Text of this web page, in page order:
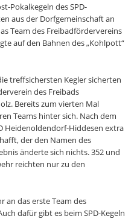
Pokalkegeln des SPD-
aus der Dorfgemeinschaft an
Team des Freibadfördervereins
auf den Bahnen des „Kohlpott“
treffsichersten Kegler sicherten
des Freibads
Bereits zum vierten Mal
Teams hinter sich. Nach dem
Heidenoldendorf-Hiddesen extra
der den Namen des
änderte sich nichts. 352 und
reichten nur zu den
an das erste Team des
dafür gibt es beim SPD-Kegeln